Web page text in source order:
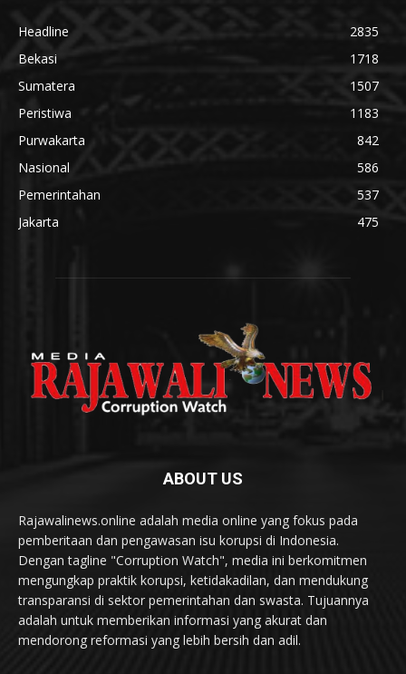
Headline
2835
Bekasi
1718
Sumatera
1507
Peristiwa
1183
Purwakarta
842
Nasional
586
Pemerintahan
537
Jakarta
475
ABOUT US
Rajawalinews.online adalah media online yang fokus pada
pemberitaan dan pengawasan isu korupsi di Indonesia.
Dengan tagline "Corruption Watch", media ini berkomitmen
mengungkap praktik korupsi, ketidakadilan, dan mendukung
transparansi di sektor pemerintahan dan swasta. Tujuannya
adalah untuk memberikan informasi yang akurat dan
mendorong reformasi yang lebih bersih dan adil.